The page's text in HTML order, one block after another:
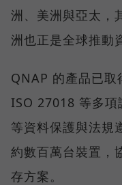
洲、美洲與亞太，
洲也正是全球推動
QNAP 的產品已
ISO 27018 等多項
等資料保護與法規
約數百萬台裝置，
存方案。